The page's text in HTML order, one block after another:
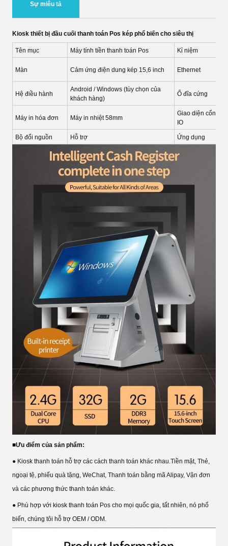
Sự miêu tả
Kiosk thiết bị đầu cuối thanh toán Pos kép phổ biến cho siêu thị
Tên mục Máy tính tiền thanh toán Pos Kỉ niệm
Màn Cảm ứng điện dung kép 15,6 inch Ethernet
Hệ điều hành
Android / Windows (tùy chọn của
khách hàng)
Ổ đĩa cứng
Máy in hóa đơn Máy in nhiệt 58mm
Giao diện cổng
IO
Bộ đổi nguồn Hỗ trợ Ứng dụng
■Ưu điểm của sản phẩm:
● Kiosk thanh toán hỗ trợ các cách thanh toán khác nhau.Tiền mặt, Thẻ,
ngoại tệ, phiếu quà tặng, WeChat, Thanh toán bằng mã Alipay, Vận đơn
và các phương thức thanh toán khác.
● Phù hợp với kiosk thanh toán Pos cho mọi quốc gia, tất nhiên, nó phổ
biến, chúng tôi hỗ trợ OEM / ODM.